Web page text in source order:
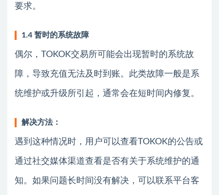
要求。
1.4 暂时的系统故障
偶尔，TOKOK交易所可能会出现暂时的系统故
障，导致充值无法及时到账。此类故障一般是系
统维护或升级所引起，通常会在短时间内修复。
解决方法：
遇到这种情况时，用户可以查看TOKOK的公告或
通过社交媒体渠道查看是否有关于系统维护的通
知。如果问题长时间没有解决，可以联系平台客